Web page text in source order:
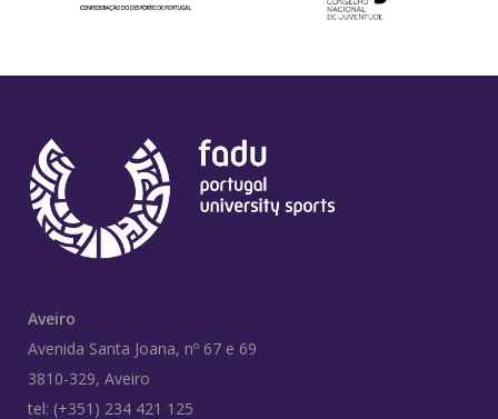
Aveiro
Avenida Santa Joana, nº 67 e 69
3810-329, Aveiro
tel: (+351) 234 421 125